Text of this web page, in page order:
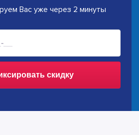
Вас уже через 2 минуты
скидку